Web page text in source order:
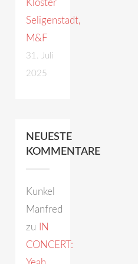
Kloster
Seligenstadt,
M&F
31. Juli
2025
NEUESTE
KOMMENTARE
Kunkel
Manfred
zu
IN
CONCERT: